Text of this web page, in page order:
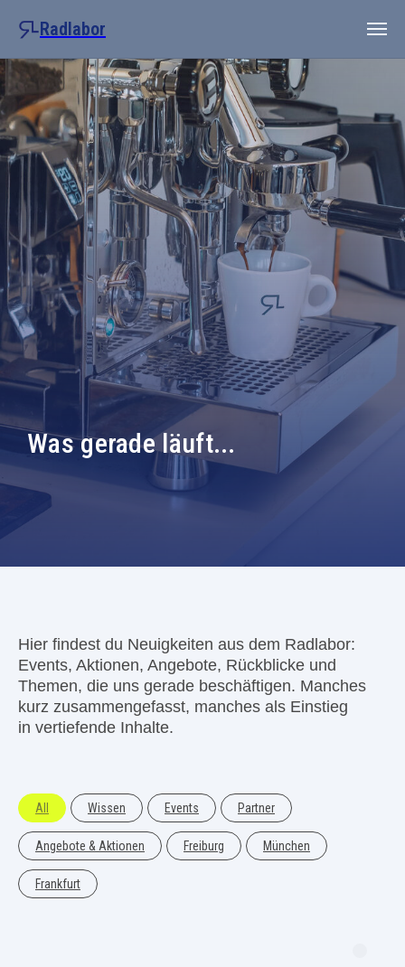
Radlabor
Was gerade läuft...
Hier findest du Neuigkeiten aus dem Radlabor:
Events, Aktionen, Angebote, Rückblicke und
Themen, die uns gerade beschäftigen. Manches
kurz zusammengefasst, manches als Einstieg
in vertiefende Inhalte.
All Wissen Events Partner
Angebote & Aktionen Freiburg München
Frankfurt